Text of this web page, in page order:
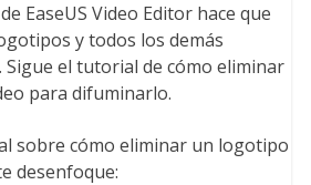
EaseUS Video Editor hace que
y todos los demás
Sigue el tutorial de cómo eliminar
para difuminarlo.
sobre cómo eliminar un logotipo
desenfoque: